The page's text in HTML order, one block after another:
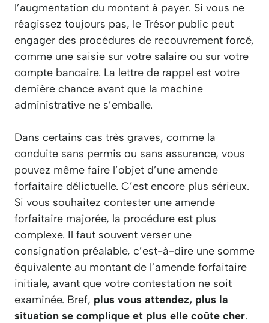
l’augmentation du montant à payer. Si vous ne
réagissez toujours pas, le Trésor public peut
engager des procédures de recouvrement forcé,
comme une saisie sur votre salaire ou sur votre
compte bancaire. La lettre de rappel est votre
dernière chance avant que la machine
administrative ne s’emballe.
Dans certains cas très graves, comme la
conduite sans permis ou sans assurance, vous
pouvez même faire l’objet d’une amende
forfaitaire délictuelle. C’est encore plus sérieux.
Si vous souhaitez contester une amende
forfaitaire majorée, la procédure est plus
complexe. Il faut souvent verser une
consignation préalable, c’est-à-dire une somme
équivalente au montant de l’amende forfaitaire
initiale, avant que votre contestation ne soit
examinée. Bref, plus vous attendez, plus la
situation se complique et plus elle coûte cher.